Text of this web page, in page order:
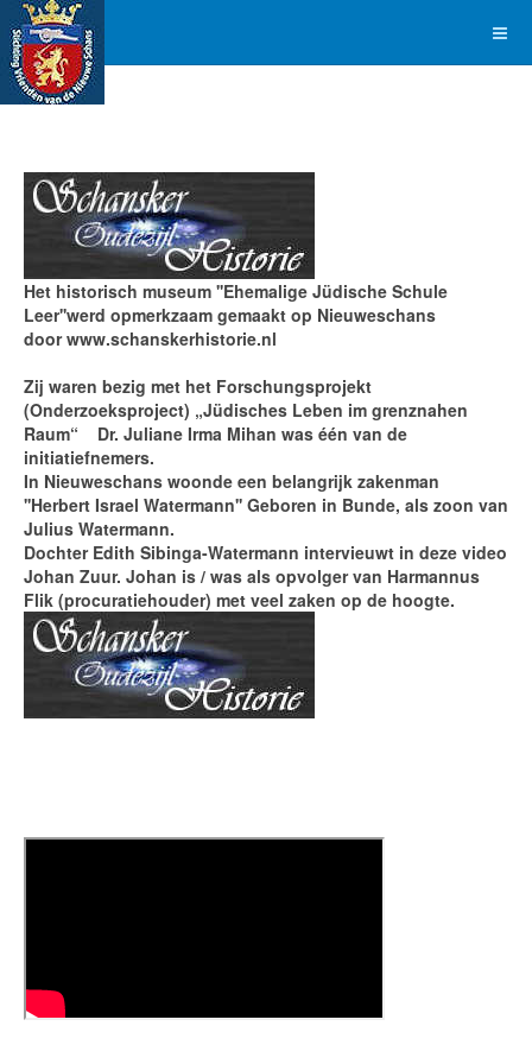
Het historisch museum ''Ehemalige Jüdische Schule
Leer''werd opmerkzaam gemaakt op Nieuweschans
door www.schanskerhistorie.nl
Zij waren bezig met het Forschungsprojekt
(Onderzoeksproject) „Jüdisches Leben im grenznahen
Raum“ Dr. Juliane Irma Mihan was één van de
initiatiefnemers.
In Nieuweschans woonde een belangrijk zakenman
''Herbert Israel Watermann'' Geboren in Bunde, als zoon van
Julius Watermann.
Dochter Edith Sibinga-Watermann intervieuwt in deze video
Johan Zuur. Johan is / was als opvolger van Harmannus
Flik (procuratiehouder) met veel zaken op de hoogte.